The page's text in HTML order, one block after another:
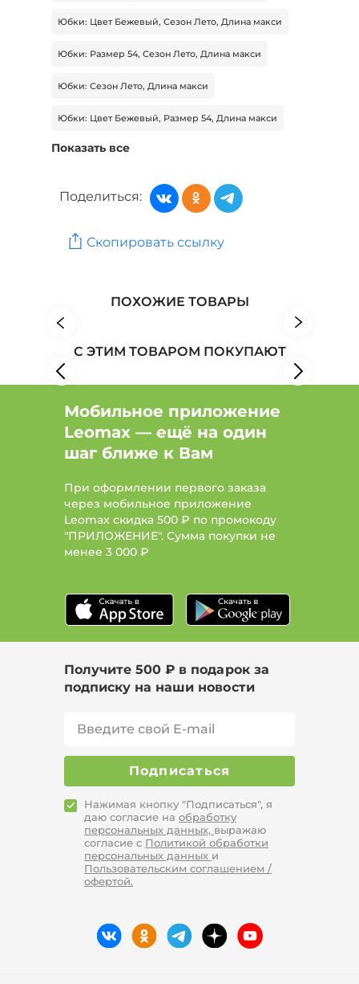
Юбки: Цвет Бежевый, Сезон Лето, Длина макси
Юбки: Размер 54, Сезон Лето, Длина макси
Юбки: Сезон Лето, Длина макси
Юбки: Цвет Бежевый, Размер 54, Длина макси
Юбки: Цвет Голубой, Размер 58, Сезон Лето
Юбки: Размер 58, Сезон Лето, Длина миди
Женская одежда: Бренд Доминика Росси
Женская одежда: Бренд Эстет Ювелирный завод
Показать все
Поделиться:
Скопировать ссылку
ПОХОЖИЕ ТОВАРЫ
С ЭТИМ ТОВАРОМ ПОКУПАЮТ
Мобильное приложение
Leomax — ещё на один
шаг ближе к Вам
При оформлении первого заказа
через мобильное приложение
Leomax скидка 500 ₽ по промокоду
"ПРИЛОЖЕНИЕ". Сумма покупки не
менее 3 000 ₽
Получите 500 ₽ в подарок за
подписку на наши новости
Подписаться
Нажимая кнопку "Подписаться", я
даю согласие на обработку
персональных данных, выражаю
согласие с Политикой обработки
персональных данных и
Пользовательским соглашением /
офертой.